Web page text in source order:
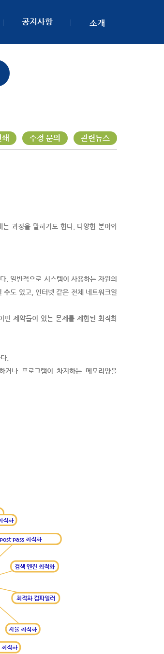
공지사항 소개
수정 문의 관련뉴스
과정을 말하기도 한다. 다양한 분야와
. 일반적으로 시스템이 사용하는 자원의
도 있고, 인터넷 같은 전체 네트워크일
제약들이 있는 문제를 제한된 최적화
.
거나 프로그램이 차지하는 메모리양을
적화
최적화
최적화 컴파일러
post-pass 최적화
검색 엔진 최적화
자율 최적화